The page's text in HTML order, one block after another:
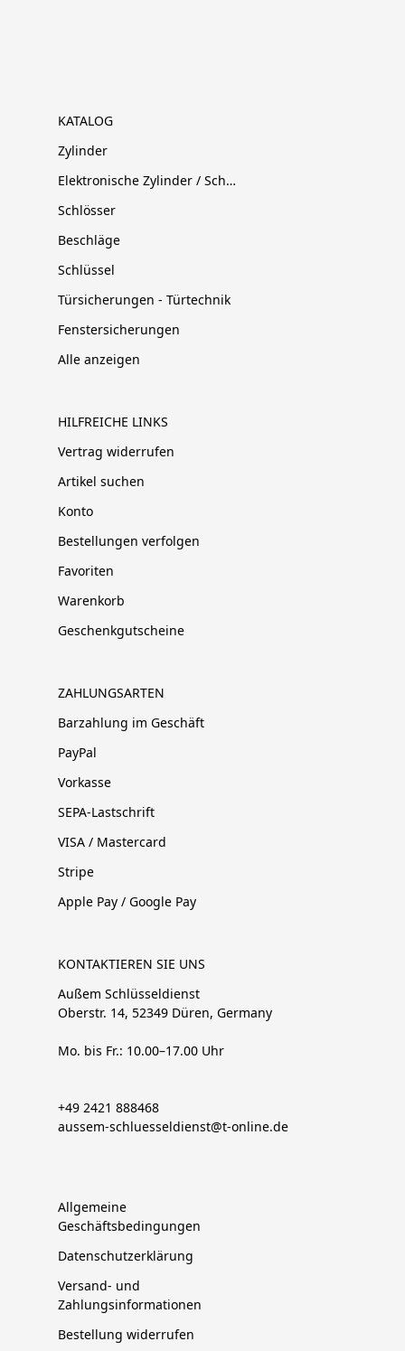
KATALOG
Zylinder
Elektronische Zylinder / Schließsysteme
Schlösser
Beschläge
Schlüssel
Türsicherungen - Türtechnik
Fenstersicherungen
Alle anzeigen
HILFREICHE LINKS
Vertrag widerrufen
Artikel suchen
Konto
Bestellungen verfolgen
Favoriten
Warenkorb
Geschenkgutscheine
ZAHLUNGSARTEN
Barzahlung im Geschäft
PayPal
Vorkasse
SEPA-Lastschrift
VISA / Mastercard
Stripe
Apple Pay / Google Pay
KONTAKTIEREN SIE UNS
Außem Schlüsseldienst
Oberstr. 14, 52349 Düren, Germany
Mo. bis Fr.: 10.00–17.00 Uhr
+49 2421 888468
aussem-schluesseldienst@t-online.de
Allgemeine
Geschäftsbedingungen
Datenschutzerklärung
Versand- und
Zahlungsinformationen
Bestellung widerrufen